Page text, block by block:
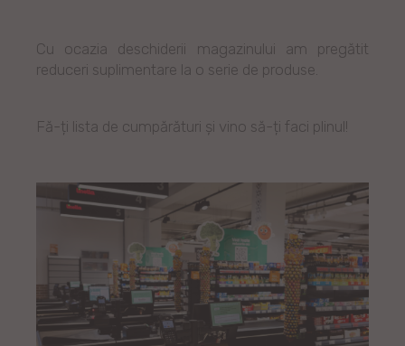
Cu ocazia deschiderii magazinului am pregătit
reduceri suplimentare la o serie de produse.
Fă-ți lista de cumpărături și vino să-ți faci plinul!